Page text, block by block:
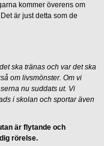
kommer överens om
är just detta som de
ska tränas och var det ska
om livsmönster. Om vi
nu suddats ut. Vi
i skolan och sportar även
är flytande och
rörelse.